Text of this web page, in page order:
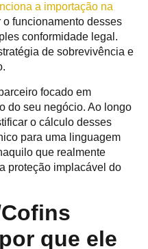
a importação na
funcionamento desses
conformidade legal.
de sobrevivência e
focado em
do seu negócio. Ao longo
o cálculo desses
para uma linguagem
que realmente
proteção implacável do
que ele